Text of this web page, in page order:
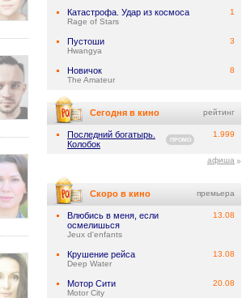
Катастрофа. Удар из космоса
Rage of Stars
1
Пустоши
Hwangya
3
Новичок
The Amateur
8
Сегодня в кино рейтинг
Последний богатырь.
Колобок
ПРОМО
1.999
афиша
Скоро в кино премьера
Влюбись в меня, если
осмелишься
Jeux d'enfants
13.08
Крушение рейса
Deep Water
13.08
Мотор Сити
Motor City
20.08